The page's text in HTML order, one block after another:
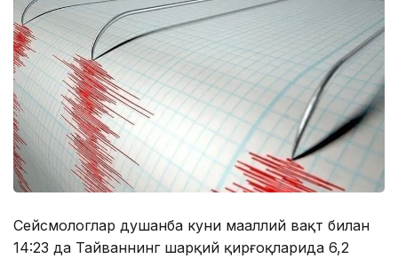
Сейсмологлар душанба куни маҳаллий вақт билан
14:23 да Тайваннинг шарқий қирғоқларида 6,2